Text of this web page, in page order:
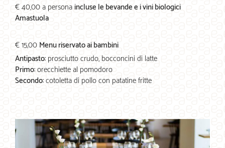
€ 40,00 a personaincluse le bevande e i vini biologici
Amastuola
€ 15,00 Menu riservato ai bambini
Antipasto: prosciutto crudo, bocconcini di latte
Primo: orecchiette al pomodoro
Secondo: cotoletta di pollo con patatine fritte